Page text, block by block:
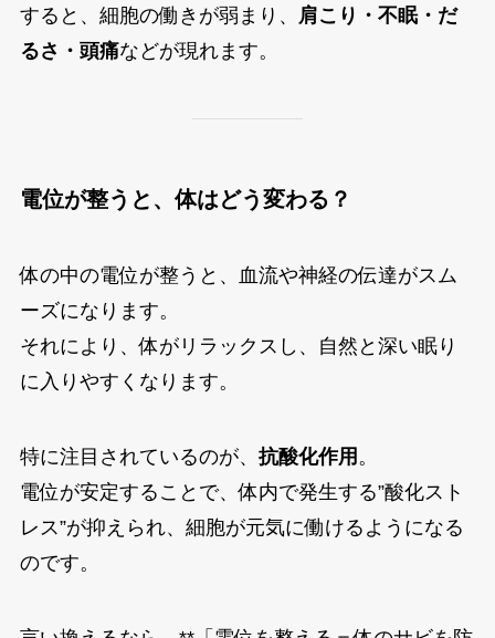
すると、細胞の働きが弱まり、
肩こり・不眠・だ
るさ・頭痛などが現れます。
電位が整うと、体はどう変わる？
体の中の電位が整うと、血流や神経の伝達がスム
ーズになります。
それにより、体がリラックスし、自然と深い眠り
に入りやすくなります。
特に注目されているのが、 抗酸化作用 。
電位が安定することで、体内で発生する”酸化スト
レス”が抑えられ、細胞が元気に働けるようになる
のです。